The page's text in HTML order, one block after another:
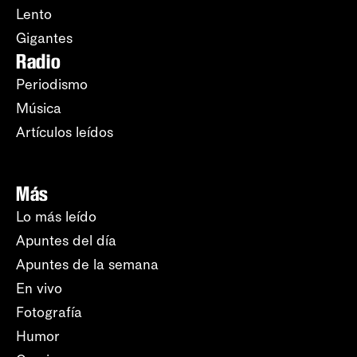
Lento
Gigantes
Radio
Periodismo
Música
Artículos leídos
Más
Lo más leído
Apuntes del día
Apuntes de la semana
En vivo
Fotografía
Humor